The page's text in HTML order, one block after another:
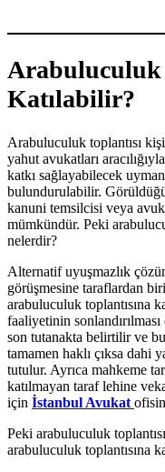
Arabuluculuk
Katılabilir?
Arabuluculuk toplantısı
yahut avukatları
katkı sağlayabilecek
bulundurulabilir.
kanuni temsilcisi veya
mümkündür. Peki
nelerdir?
Alternatif uyuşmazlık
görüşmesine taraflardan
arabuluculuk toplantısına
faaliyetinin
son tutanakta belirtilir ve
tamamen haklı çıksa dahi
tutulur. Ayrıca mahkeme
katılmayan taraf lehine
için İstanbul Avukat
Peki arabuluculuk
arabuluculuk toplantısına